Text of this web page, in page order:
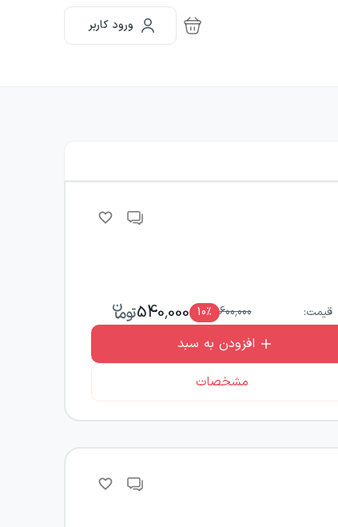
ورود کاربر
قیمت: 600,000
10٪ 540,000
افزودن به سبد
مشخصات